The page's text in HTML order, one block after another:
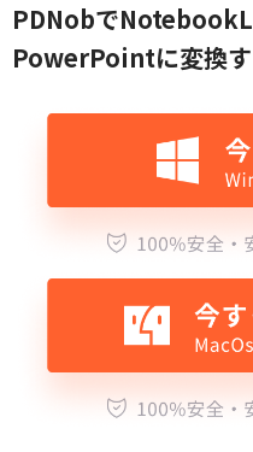
PDNobで
PowerPointに変換